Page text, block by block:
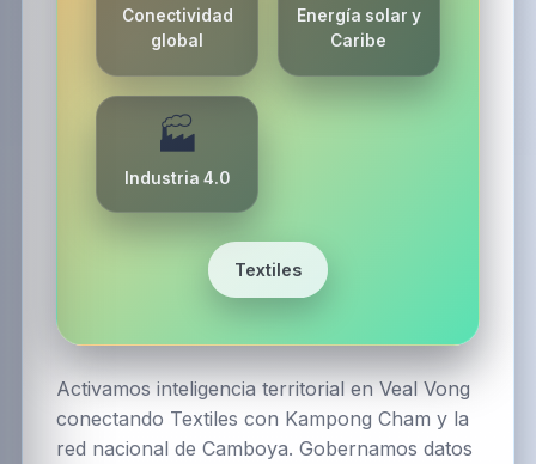
Conectividad
global
Energía solar y
Caribe
🏭
Industria 4.0
Textiles
Activamos inteligencia territorial en Veal Vong
conectando Textiles con Kampong Cham y la
red nacional de Camboya. Gobernamos datos